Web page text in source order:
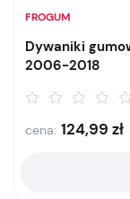
FROGUM
Dywaniki
2006-2018
cena: 124,99 zł